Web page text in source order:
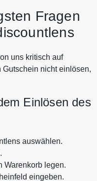
Fragen
uns kritisch auf
nicht einlösen,
Einlösen des
auswählen.
Warenkorb legen.
eingeben.